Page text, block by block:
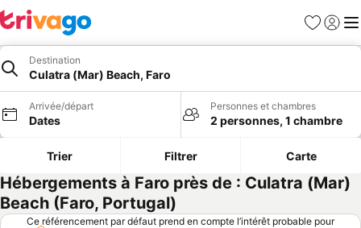
Favoris
Se
Destination
Culatra (Mar) Beach, Faro
Arrivée/départ
Dates
Personnes et chambres
2 personnes, 1 chambre
Trier Filtrer Carte
Hébergements à Faro près de : Culatra (Mar)
Beach (Faro, Portugal)
Ce référencement par défaut prend en compte l’intérêt probable pour